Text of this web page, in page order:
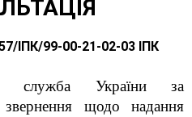
ІПК/99-00-21-02-03 ІПК
служба України за
звернення щодо надання